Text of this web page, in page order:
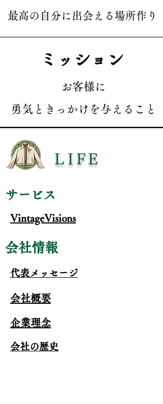
最高の自分に出会える場所作り
ミッション
お客様に
勇気ときっかけを与えること
LIFE
サービス
VintageVisions
​会社情報
代表メッセージ
会社概要
企業理念
会社の歴史